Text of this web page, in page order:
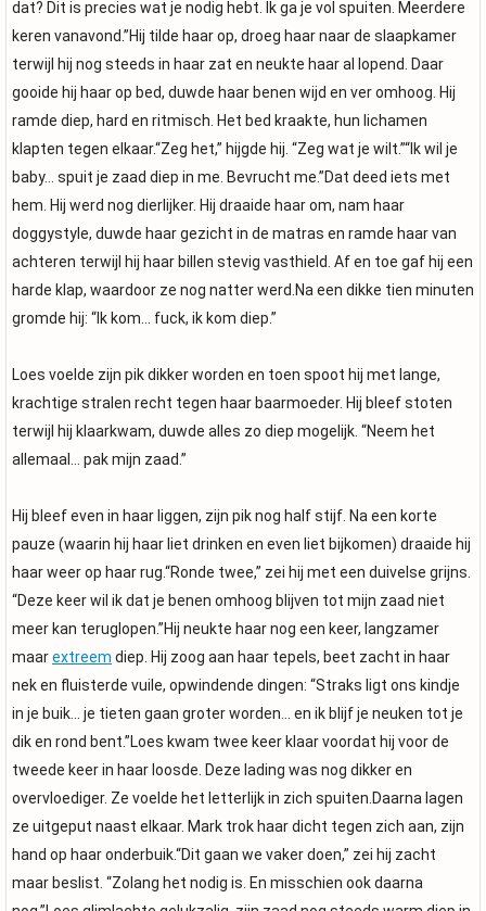
dat? Dit is precies wat je nodig hebt. Ik ga je vol spuiten. Meerdere
keren vanavond.”Hij tilde haar op, droeg haar naar de slaapkamer
terwijl hij nog steeds in haar zat en neukte haar al lopend. Daar
gooide hij haar op bed, duwde haar benen wijd en ver omhoog. Hij
ramde diep, hard en ritmisch. Het bed kraakte, hun lichamen
klapten tegen elkaar.“Zeg het,” hijgde hij. “Zeg wat je wilt.”“Ik wil je
baby… spuit je zaad diep in me. Bevrucht me.”Dat deed iets met
hem. Hij werd nog dierlijker. Hij draaide haar om, nam haar
doggystyle, duwde haar gezicht in de matras en ramde haar van
achteren terwijl hij haar billen stevig vasthield. Af en toe gaf hij een
harde klap, waardoor ze nog natter werd.Na een dikke tien minuten
gromde hij: “Ik kom… fuck, ik kom diep.”
Loes voelde zijn pik dikker worden en toen spoot hij met lange,
krachtige stralen recht tegen haar baarmoeder. Hij bleef stoten
terwijl hij klaarkwam, duwde alles zo diep mogelijk. “Neem het
allemaal… pak mijn zaad.”
Hij bleef even in haar liggen, zijn pik nog half stijf. Na een korte
pauze (waarin hij haar liet drinken en even liet bijkomen) draaide hij
haar weer op haar rug.“Ronde twee,” zei hij met een duivelse grijns.
“Deze keer wil ik dat je benen omhoog blijven tot mijn zaad niet
meer kan teruglopen.”Hij neukte haar nog een keer, langzamer
maarextreem diep. Hij zoog aan haar tepels, beet zacht in haar
nek en fluisterde vuile, opwindende dingen: “Straks ligt ons kindje
in je buik… je tieten gaan groter worden… en ik blijf je neuken tot je
dik en rond bent.”Loes kwam twee keer klaar voordat hij voor de
tweede keer in haar loosde. Deze lading was nog dikker en
overvloediger. Ze voelde het letterlijk in zich spuiten.Daarna lagen
ze uitgeput naast elkaar. Mark trok haar dicht tegen zich aan, zijn
hand op haar onderbuik.“Dit gaan we vaker doen,” zei hij zacht
maar beslist. “Zolang het nodig is. En misschien ook daarna